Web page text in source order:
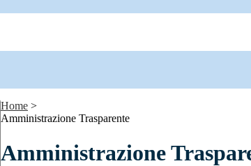
Home >
Amministrazione Trasparente
Amministrazione